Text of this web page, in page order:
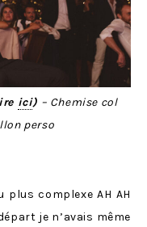
ici) – Chemise col
perso
complexe AH AH
je n’avais même